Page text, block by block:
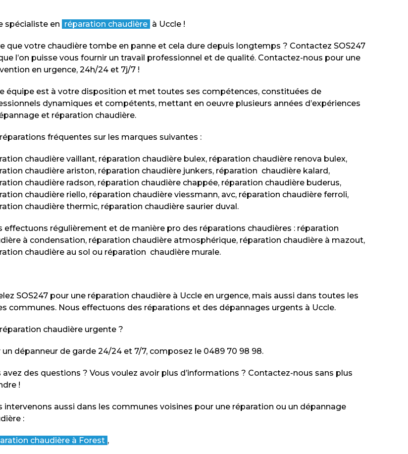
spécialiste en réparation chaudière à Uccle !
que votre chaudière tombe en panne et cela dure depuis longtemps ? Contactez SOS247
l’on puisse vous fournir un travail professionnel et de qualité. Contactez-nous pour une
en urgence, 24h/24 et 7j/7 !
équipe est à votre disposition et met toutes ses compétences, constituées de
dynamiques et compétents, mettant en oeuvre plusieurs années d’expériences
et réparation chaudière.
fréquentes sur les marques suivantes :
chaudière vaillant, réparation chaudière bulex, réparation chaudière renova bulex,
chaudière ariston, réparation chaudière junkers, réparation chaudière kalard,
chaudière radson, réparation chaudière chappée, réparation chaudière buderus,
chaudière riello, réparation chaudière viessmann, avc, réparation chaudière ferroli,
chaudière thermic, réparation chaudière saurier duval.
effectuons régulièrement et de manière pro des réparations chaudières : réparation
à condensation, réparation chaudière atmosphérique, réparation chaudière à mazout,
chaudière au sol ou réparation chaudière murale.
SOS247 pour une réparation chaudière à Uccle en urgence, mais aussi dans toutes les
communes. Nous effectuons des réparations et des dépannages urgents à Uccle.
chaudière urgente ?
un dépanneur de garde 24/24 et 7/7, composez le 0489 70 98 98.
avez des questions ? Vous voulez avoir plus d’informations ? Contactez-nous sans plus
!
intervenons aussi dans les communes voisines pour une réparation ou un dépannage
:
chaudière à Forest ,